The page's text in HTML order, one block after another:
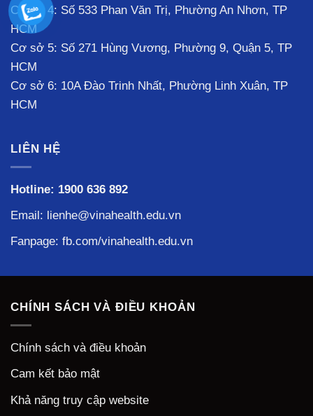
Cơ sở 4: Số 533 Phan Văn Trị, Phường An Nhơn, TP
HCM
Cơ sở 5: Số 271 Hùng Vương, Phường 9, Quận 5, TP
HCM
Cơ sở 6: 10A Đào Trinh Nhất, Phường Linh Xuân, TP
HCM
LIÊN HỆ
Hotline: 1900 636 892
Email: lienhe@vinahealth.edu.vn
Fanpage: fb.com/vinahealth.edu.vn
CHÍNH SÁCH VÀ ĐIỀU KHOẢN
Chính sách và điều khoản
Cam kết bảo mật
Khả năng truy cập website